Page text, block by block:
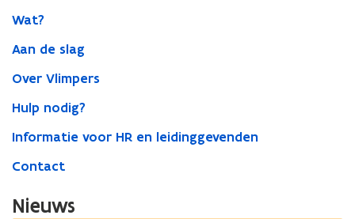
Wat?
Aan de slag
Over Vlimpers
Hulp nodig?
Informatie voor HR en leidinggevenden
Contact
Nieuws